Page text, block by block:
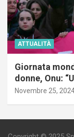
ATTUALITÀ
Giornata
donne, Onu:
Novembre 25,